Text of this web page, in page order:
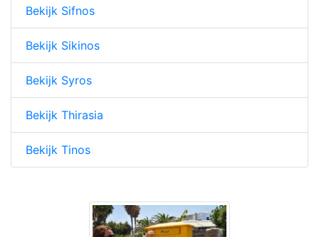
Bekijk Sifnos
Bekijk Sikinos
Bekijk Syros
Bekijk Thirasia
Bekijk Tinos